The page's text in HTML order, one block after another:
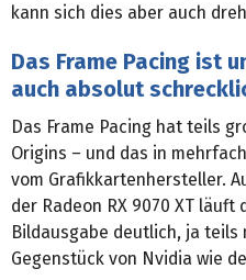
kann sich dies aber auch
Das Frame Pacing ist
auch absolut
Das Frame Pacing hat teils
Origins – und das in
vom Grafikkartenhersteller.
der Radeon RX 9070 XT
Bildausgabe deutlich, ja teils
Gegenstück von Nvidia wie